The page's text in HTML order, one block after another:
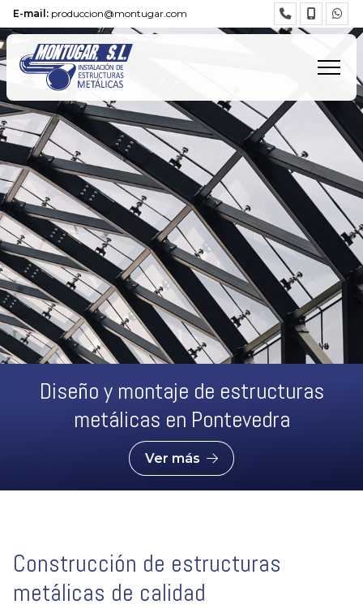
E-mail: produccion@montugar.com
Diseño y montaje de estructuras
metálicas en Pontevedra
Ver más
Construcción de estructuras
metálicas de calidad